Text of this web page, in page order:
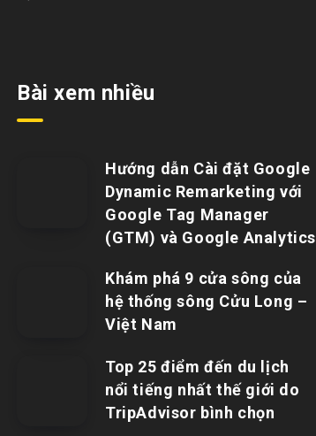
Bài xem nhiều
Hướng dẫn Cài đặt Google
Dynamic Remarketing với
Google Tag Manager
(GTM) và Google Analytics
Khám phá 9 cửa sông của
hệ thống sông Cửu Long –
Việt Nam
Top 25 điểm đến du lịch
nổi tiếng nhất thế giới do
TripAdvisor bình chọn